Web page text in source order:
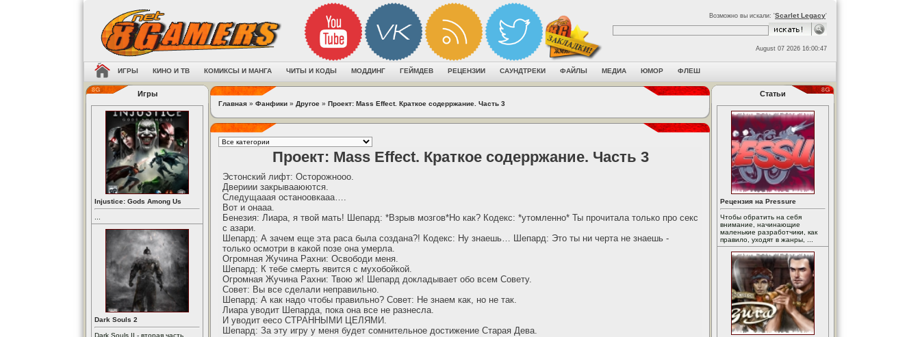
Возможно вы искали: 'Scarlet Legacy'
August 07 2026 16:00:47
ИГРЫ КИНО И ТВ КОМИКСЫ И МАНГА ЧИТЫ И КОДЫ МОДДИНГ ГЕЙМДЕВ РЕЦЕНЗИИ САУНДТРЕКИ ФАЙЛЫ МЕДИА ЮМОР ФЛЕШ
Игры
Injustice: Gods Among Us
Dark Souls 2
Dark Souls II - вторая часть
Главная » Фанфики » Другое » Проект: Mass Effect. Краткое содерржание. Часть 3
Проект: Mass Effect. Краткое содерржание. Часть 3
Эстонский лифт: Осторожнооо.
Двериии закрывааюются.
Следущааая останоовкааа….
Вот и онааа.
Бенезия: Лиара, я твой мать! Шепард: *Взрыв мозгов*Но как? Кодекс: *утомленно* Ты прочитала только про секс
с азари.
Шепард: А зачем еще эта раса была создана?! Кодекс: Ну знаешь… Шепард: Это ты ни черта не знаешь -
только осмотри в какой позе она умерла.
Огромная Жучина Рахни: Освободи меня.
Шепард: К тебе смерть явится с мухобойкой.
Огромная Жучина Рахни: Твою ж! Шепард докладывает обо всем Совету.
Совет: Вы все сделали неправильно.
Шепард: А как надо чтобы правильно? Совет: Не знаем как, но не так.
Лиара уводит Шепарда, пока она все не разнесла.
И уводит еесо СТРАННЫМИ ЦЕЛЯМИ.
Шепард: За эту игру у меня будет сомнительное достижение Старая Дева.
Статьи
Рецензия на Pressure
Чтобы обратить на себя
внимание, начинающие
маленькие разработчики, как
правило, уходят в жанры, ...